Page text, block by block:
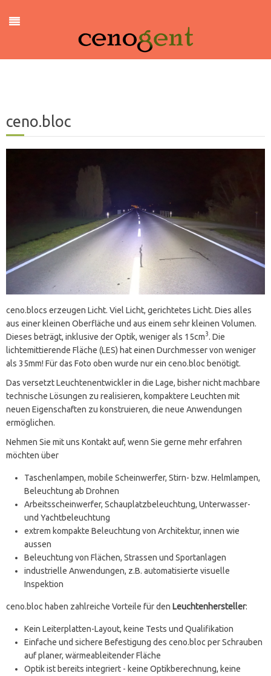
ceno.bloc
ceno.blocs erzeugen Licht. Viel Licht, gerichtetes Licht. Dies alles
aus einer kleinen Oberfläche und aus einem sehr kleinen Volumen.
Dieses beträgt, inklusive der Optik, weniger als 15cm3. Die
lichtemittierende Fläche (LES) hat einen Durchmesser von weniger
als 35mm! Für das Foto oben wurde nur ein ceno.bloc benötigt.
Das versetzt Leuchtenentwickler in die Lage, bisher nicht machbare
technische Lösungen zu realisieren, kompaktere Leuchten mit
neuen Eigenschaften zu konstruieren, die neue Anwendungen
ermöglichen.
Nehmen Sie mit uns Kontakt auf, wenn Sie gerne mehr erfahren
möchten über
Taschenlampen, mobile Scheinwerfer, Stirn- bzw. Helmlampen,
Beleuchtung ab Drohnen
Arbeitsscheinwerfer, Schauplatzbeleuchtung, Unterwasser-
und Yachtbeleuchtung
extrem kompakte Beleuchtung von Architektur, innen wie
aussen
Beleuchtung von Flächen, Strassen und Sportanlagen
industrielle Anwendungen, z.B. automatisierte visuelle
Inspektion
ceno.bloc haben zahlreiche Vorteile für den Leuchtenhersteller:
Kein Leiterplatten-Layout, keine Tests und Qualifikation
Einfache und sichere Befestigung des ceno.bloc per Schrauben
auf planer, wärmeableitender Fläche
Optik ist bereits integriert - keine Optikberechnung, keine